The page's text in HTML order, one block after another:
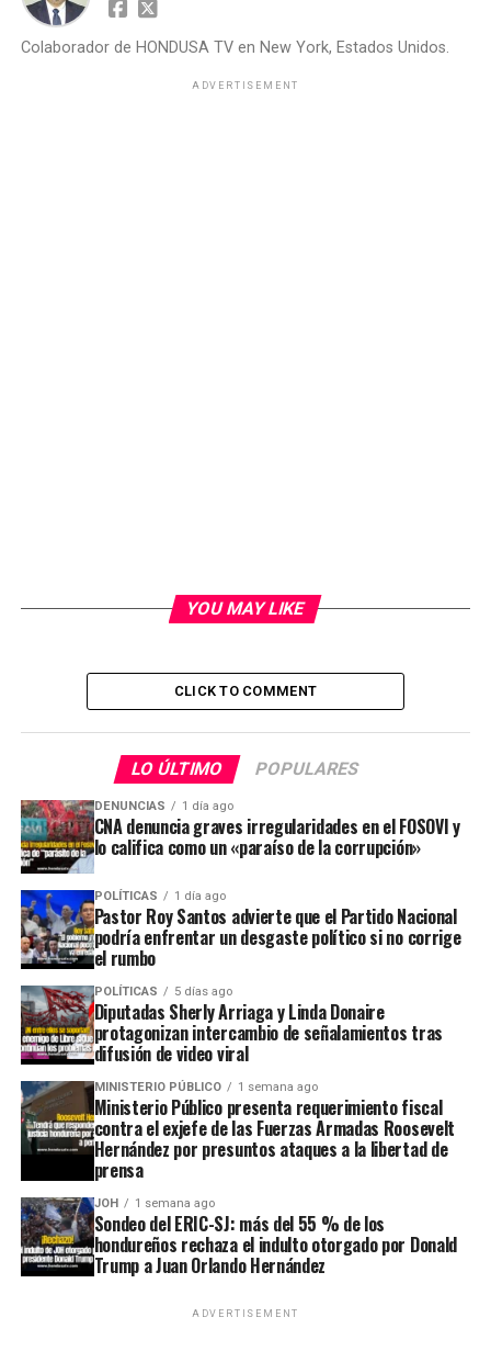
Colaborador de HONDUSA TV en New York, Estados Unidos.
ADVERTISEMENT
YOU MAY LIKE
CLICK TO COMMENT
LO ÚLTIMO POPULARES
DENUNCIAS 1 día ago
CNA denuncia graves irregularidades en el FOSOVI y
lo califica como un «paraíso de la corrupción»
POLÍTICAS 1 día ago
Pastor Roy Santos advierte que el Partido Nacional
podría enfrentar un desgaste político si no corrige
el rumbo
POLÍTICAS 5 días ago
Diputadas Sherly Arriaga y Linda Donaire
protagonizan intercambio de señalamientos tras
difusión de video viral
MINISTERIO PÚBLICO 1 semana ago
Ministerio Público presenta requerimiento fiscal
contra el exjefe de las Fuerzas Armadas Roosevelt
Hernández por presuntos ataques a la libertad de
prensa
JOH 1 semana ago
Sondeo del ERIC-SJ: más del 55 % de los
hondureños rechaza el indulto otorgado por Donald
Trump a Juan Orlando Hernández
ADVERTISEMENT